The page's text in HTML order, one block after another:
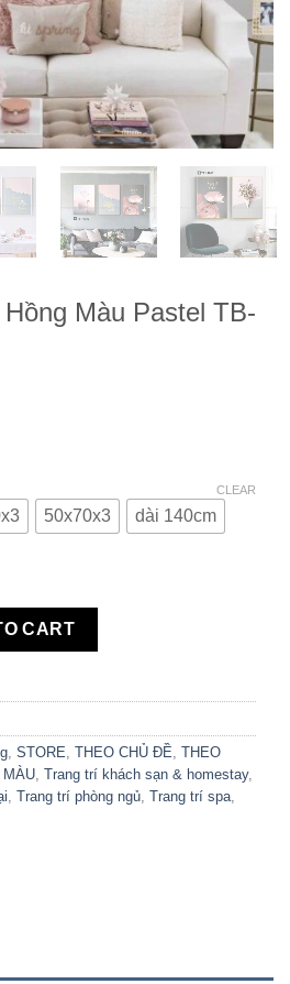
Màu Pastel TB-
50x70x3 dài 140cm
CLEAR
Pastel TB-1026 quantity
CART
, STORE, THEO CHỦ ĐỀ, THEO
MÀU, Trang trí khách sạn & homestay,
, Trang trí phòng ngủ, Trang trí spa,